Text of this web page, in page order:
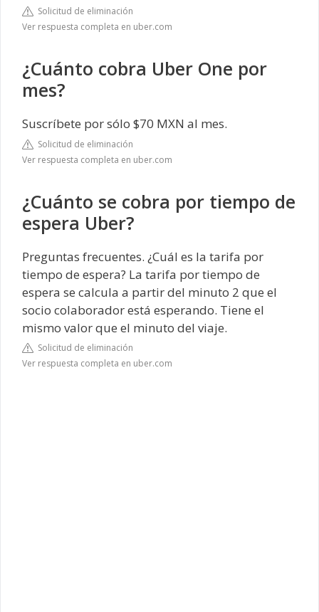
Solicitud de eliminación
Ver respuesta completa en uber.com
¿Cuánto cobra Uber One por
mes?
Suscríbete por sólo $70 MXN al mes.
Solicitud de eliminación
Ver respuesta completa en uber.com
¿Cuánto se cobra por tiempo de
espera Uber?
Preguntas frecuentes. ¿Cuál es la tarifa por
tiempo de espera? La tarifa por tiempo de
espera se calcula a partir del minuto 2 que el
socio colaborador está esperando. Tiene el
mismo valor que el minuto del viaje.
Solicitud de eliminación
Ver respuesta completa en uber.com